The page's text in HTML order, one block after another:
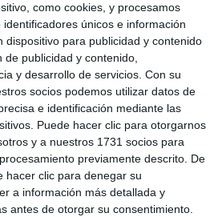
como cookies, y procesamos
únicos e información
dispositivo para publicidad y contenido
publicidad y contenido,
y desarrollo de servicios. Con su
socios podemos utilizar datos de
e identificación mediante las
Puede hacer clic para otorgarnos
y a nuestros 1731 socios para
previamente descrito. De
hacer clic para denegar su
a información más detallada y
antes de otorgar su consentimiento.